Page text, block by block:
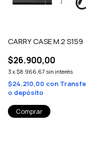
CARRY CASE M.2 S159
$26.900,00
3 x $8.966,67 sin interés
$24.210,00 con
o depósito